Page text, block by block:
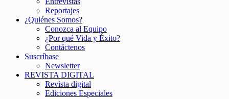
Reportajes
¿Quiénes Somos?
Conozca al Equipo
¿Por qué Vida y Éxito?
Contáctenos
Suscríbase
Newsletter
REVISTA DIGITAL
Revista digital
Ediciones Especiales